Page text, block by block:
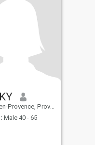
Provence-Alpes-Côte d'Azur, France
Male 40 - 65